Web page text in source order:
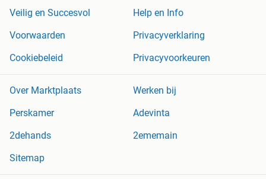
Veilig en Succesvol
Help en Info
Voorwaarden
Privacyverklaring
Cookiebeleid
Privacyvoorkeuren
Over Marktplaats
Werken bij
Perskamer
Adevinta
2dehands
2ememain
Sitemap